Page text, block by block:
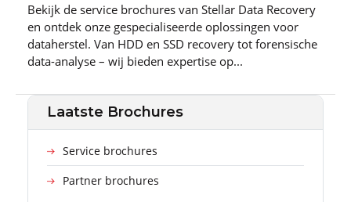
Bekijk de service brochures van Stellar Data Recovery
en ontdek onze gespecialiseerde oplossingen voor
dataherstel. Van HDD en SSD recovery tot forensische
data-analyse – wij bieden expertise op...
Laatste Brochures
Service brochures
Partner brochures